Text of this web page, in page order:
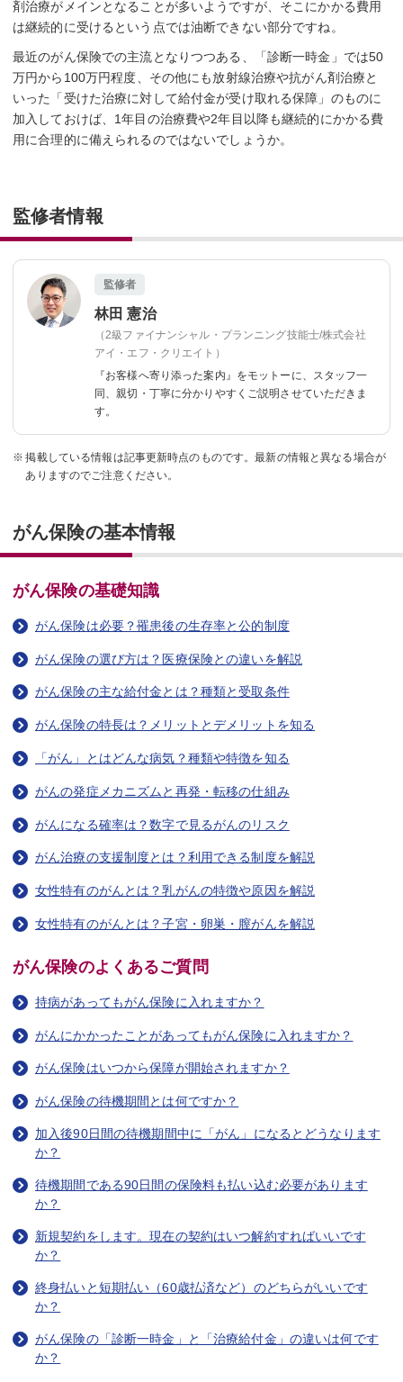
剤治療がメインとなることが多いようですが、そこにかかる費用
は継続的に受けるという点では油断できない部分ですね。
最近のがん保険での主流となりつつある、「診断一時金」では50
万円から100万円程度、その他にも放射線治療や抗がん剤治療と
いった「受けた治療に対して給付金が受け取れる保障」のものに
加入しておけば、1年目の治療費や2年目以降も継続的にかかる費
用に合理的に備えられるのではないでしょうか。
監修者情報
監修者
林田 憲治
（2級ファイナンシャル・プランニング技能士/株式会社
アイ・エフ・クリエイト）
『お客様へ寄り添った案内』をモットーに、 スタッフ一
同、親切・丁寧に分かりやすくご説明させていただきま
す。
掲載している情報は記事更新時点のものです。最新の情報と異なる場合が
ありますのでご注意ください。
がん保険の基本情報
がん保険の基礎知識
がん保険は必要？罹患後の生存率と公的制度
がん保険の選び方は？医療保険との違いを解説
がん保険の主な給付金とは？種類と受取条件
がん保険の特長は？メリットとデメリットを知る
「がん」とはどんな病気？種類や特徴を知る
がんの発症メカニズムと再発・転移の仕組み
がんになる確率は？数字で見るがんのリスク
がん治療の支援制度とは？利用できる制度を解説
女性特有のがんとは？乳がんの特徴や原因を解説
女性特有のがんとは？子宮・卵巣・膣がんを解説
がん保険のよくあるご質問
持病があってもがん保険に入れますか？
がんにかかったことがあってもがん保険に入れますか？
がん保険はいつから保障が開始されますか？
がん保険の待機期間とは何ですか？
加入後90日間の待機期間中に「がん」になるとどうなります
か？
待機期間である90日間の保険料も払い込む必要があります
か？
新規契約をします。現在の契約はいつ解約すればいいです
か？
終身払いと短期払い（60歳払済など）のどちらがいいです
か？
がん保険の「診断一時金」と「治療給付金」の違いは何です
か？